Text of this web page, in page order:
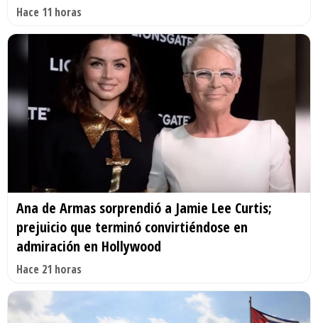
Hace 11 horas
Ana de Armas sorprendió a Jamie Lee Curtis;
prejuicio que terminó convirtiéndose en
admiración en Hollywood
Hace 21 horas